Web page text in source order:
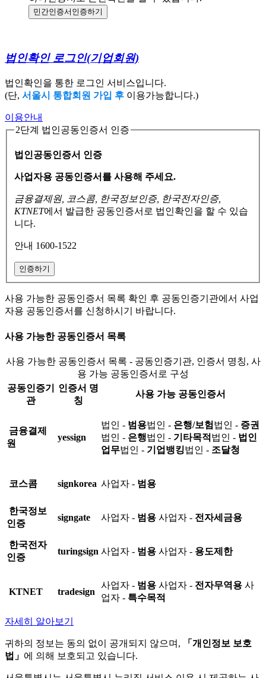
민간인증서 인증하기
법인확인 로그인(기업회원)
법인확인을 통한 로그인 서비스입니다.
(단, 서울시 통합회원 가입 후 이용가능합니다.)
이용안내
2단계 법인공동인증서 인증
법인공동인증서 인증
사업자용 공동인증서를 사용해 주세요.
금융결제원, 코스콤, 한국정보인증, 한국전자인증,
KTNET에서 발급한 공동인증서로 법인확인을 할 수 있습
니다.
안내 1600-1522
인증하기
사용 가능한 공동인증서 목록 확인 후 공동인증기관에서 사업
자용 공동인증서를 신청하시기 바랍니다.
사용 가능한 공동인증서 목록
사용 가능한 공동인증서 목록 - 공동인증기관, 인증서 명칭, 사
용 가능 공동인증서로 구성
공동인증기
관
인증서 명
칭
사용 가능 공동인증서
금융결제
원
yessign
법인 - 범용법인 - 은행/보험 법인 - 증권
법인 - 은행법인 - 기타목적 법인 - 법인
업무법인 - 기업뱅킹법인 - 조달청
코스콤 signkorea 사업자 - 범용
한국정보
인증
signgate 사업자 - 범용 사업자 - 전자세금용
한국전자
인증
turingsign 사업자 - 범용 사업자 - 용도제한
KTNET tradesign
사업자 - 범용 사업자 - 전자무역용 사
업자 - 특수목적
자세히 알아보기
귀하의 정보는 동의 없이 공개되지 않으며,
「개인정보 보호
법」 에 의해 보호되고 있습니다.